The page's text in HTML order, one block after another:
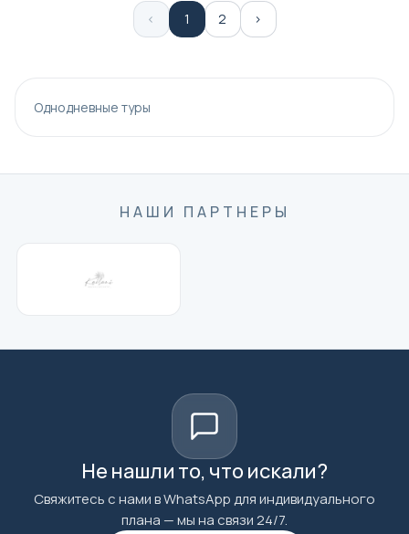
‹ 1 2 ›
Однодневные туры
НАШИ ПАРТНЕРЫ
Не нашли то, что искали?
Свяжитесь с нами в WhatsApp для индивидуального
плана — мы на связи 24/7.